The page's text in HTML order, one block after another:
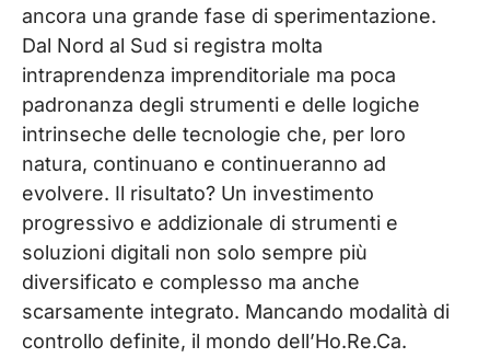
ancora una grande fase di sperimentazione.
Dal Nord al Sud si registra molta
intraprendenza imprenditoriale ma poca
padronanza degli strumenti e delle logiche
intrinseche delle tecnologie che, per loro
natura, continuano e continueranno ad
evolvere. Il risultato? Un investimento
progressivo e addizionale di strumenti e
soluzioni digitali non solo sempre più
diversificato e complesso ma anche
scarsamente integrato. Mancando modalità di
controllo definite, il mondo dell’Ho.Re.Ca.